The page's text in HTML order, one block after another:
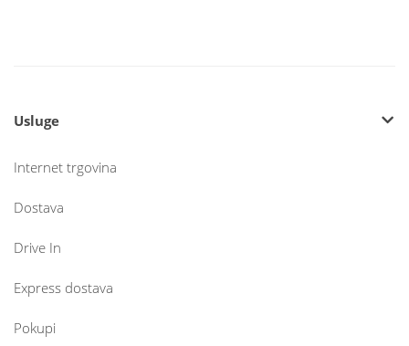
Usluge
Internet trgovina
Dostava
Drive In
Express dostava
Pokupi